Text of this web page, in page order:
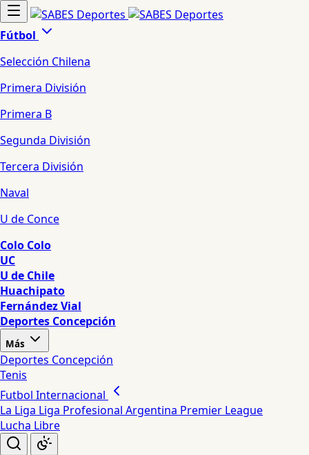
Fútbol
Selección Chilena
Primera División
Primera B
Segunda División
Tercera División
Naval
U de Conce
Colo Colo
UC
U de Chile
Huachipato
Fernández Vial
Deportes Concepción
Más
Deportes Concepción
Tenis
Futbol Internacional
La Liga Liga Profesional Argentina Premier League
Lucha Libre